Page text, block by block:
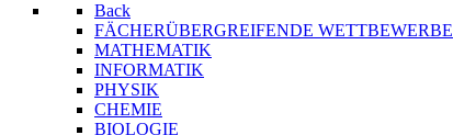
Back
FÄCHERÜBERGREIFENDE WETTBEWERBE
MATHEMATIK
INFORMATIK
PHYSIK
CHEMIE
BIOLOGIE